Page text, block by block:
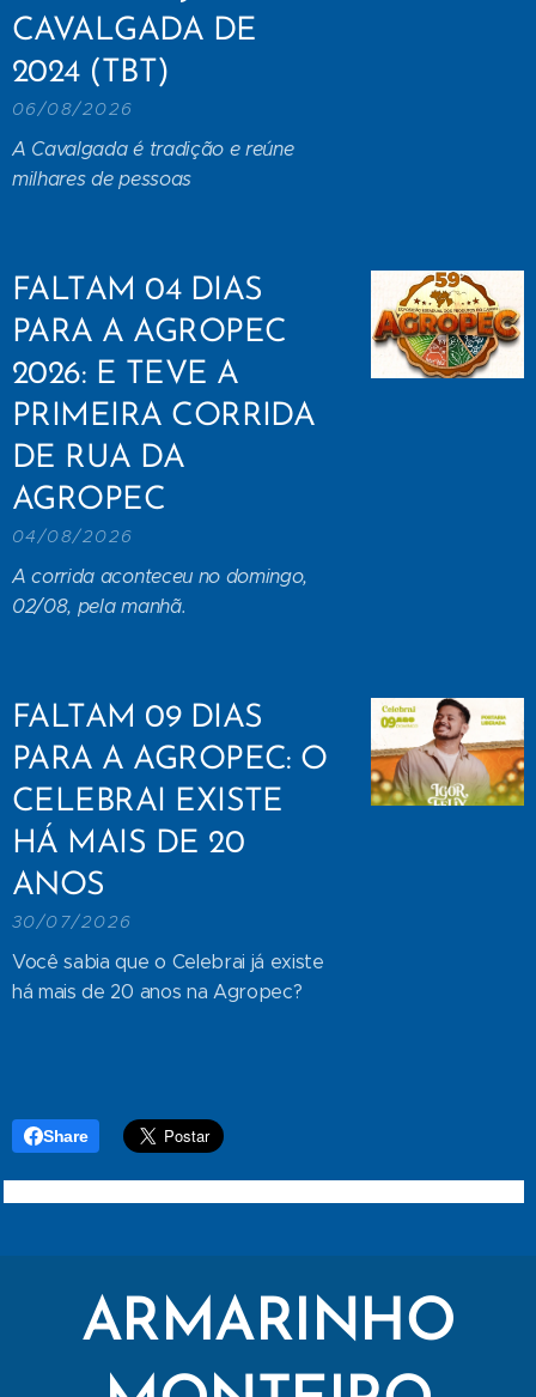
CAVALGADA DE
2024 (TBT)
06/08/2026
A Cavalgada é tradição e reúne
milhares de pessoas
FALTAM 04 DIAS
PARA A AGROPEC
2026: E TEVE A
PRIMEIRA CORRIDA
DE RUA DA
AGROPEC
04/08/2026
A corrida aconteceu no domingo,
02/08, pela manhã.
FALTAM 09 DIAS
PARA A AGROPEC: O
CELEBRAI EXISTE
HÁ MAIS DE 20
ANOS
30/07/2026
Você sabia que o Celebrai já existe
há mais de 20 anos na Agropec?
Share
ARMARINHO